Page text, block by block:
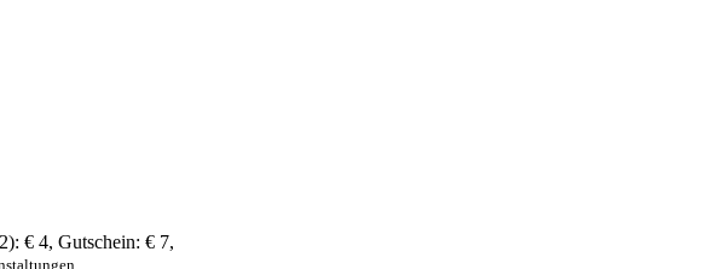
€ 4, Gutschein: € 7,